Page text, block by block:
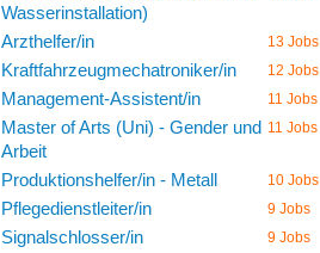
Wasserinstallation)
Arzthelfer/in 13 Jobs
Kraftfahrzeugmechatroniker/in 12 Jobs
Management-Assistent/in 11 Jobs
Master of Arts (Uni) - Gender und
Arbeit
11 Jobs
Produktionshelfer/in - Metall 10 Jobs
Pflegedienstleiter/in 9 Jobs
Signalschlosser/in 9 Jobs